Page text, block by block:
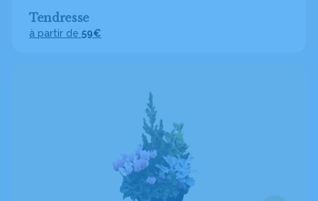
Tendresse
à partir de 59€